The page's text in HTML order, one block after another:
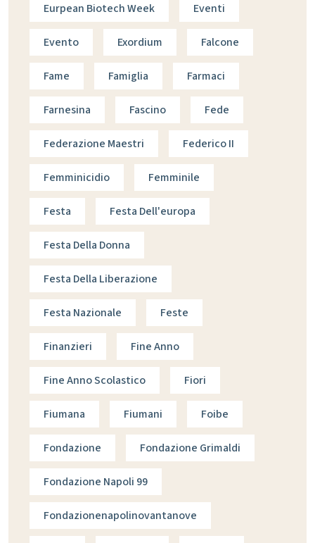
Eurpean Biotech Week Eventi
Evento Exordium Falcone
Fame Famiglia Farmaci
Farnesina Fascino Fede
Federazione Maestri Federico II
Femminicidio Femminile
Festa Festa Dell'europa
Festa Della Donna
Festa Della Liberazione
Festa Nazionale Feste
Finanzieri Fine Anno
Fine Anno Scolastico Fiori
Fiumana Fiumani Foibe
Fondazione Fondazione Grimaldi
Fondazione Napoli 99
Fondazionenapolinovantanove